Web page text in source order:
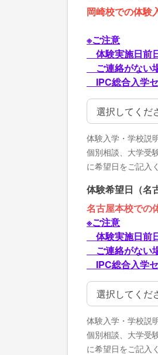
岡崎校での体験
※ご注意
体験実施日前
ご連絡がない
IPC総合入学
体験希望日（岡
体験入学・学校説
個別相談、大学受
に希望日をご記入
体験希望日（名
名古屋本校での
※ご注意
体験実施日前
ご連絡がない
IPC総合入学
体験希望日（名
体験入学・学校説
個別相談、大学受
に希望日をご記入